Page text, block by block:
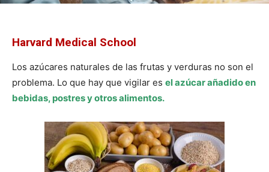
Harvard Medical School
Los azúcares naturales de las frutas y verduras no son el
problema. Lo que hay que vigilar es el azúcar añadido en
bebidas, postres y otros alimentos.